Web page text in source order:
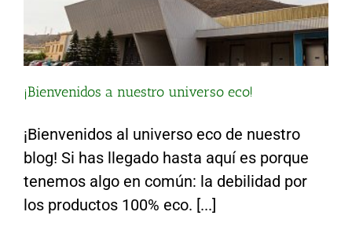
¡Bienvenidos a nuestro universo eco!
¡Bienvenidos al universo eco de nuestro
blog! Si has llegado hasta aquí es porque
tenemos algo en común: la debilidad por
los productos 100% eco. [...]